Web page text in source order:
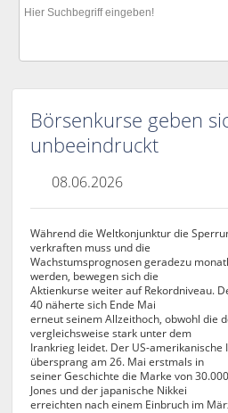
Börsenkurse geben
unbeeindruckt
08.06.2026
Während die Weltkonjunktur die
verkraften muss und die
Wachstumsprognosen geradezu
werden, bewegen sich die
Aktienkurse weiter auf Rekordniveau.
40 näherte sich Ende Mai
erneut seinem Allzeithoch, obwohl die
vergleichsweise stark unter dem
Irankrieg leidet. Der US-amerikanische
übersprang am 26. Mai erstmals in
seiner Geschichte die Marke von
Jones und der japanische Nikkei
erreichten nach einem Einbruch im